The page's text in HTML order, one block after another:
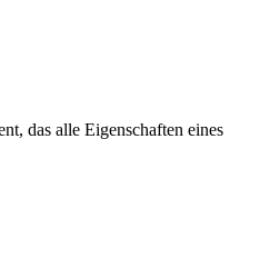
das alle Eigenschaften eines